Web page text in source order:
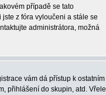
případě se tato
z fóra vyloučeni a stále se
administrátora, možná
vám dá přístup k ostatním
přihlášení do skupin, atd. Vřele